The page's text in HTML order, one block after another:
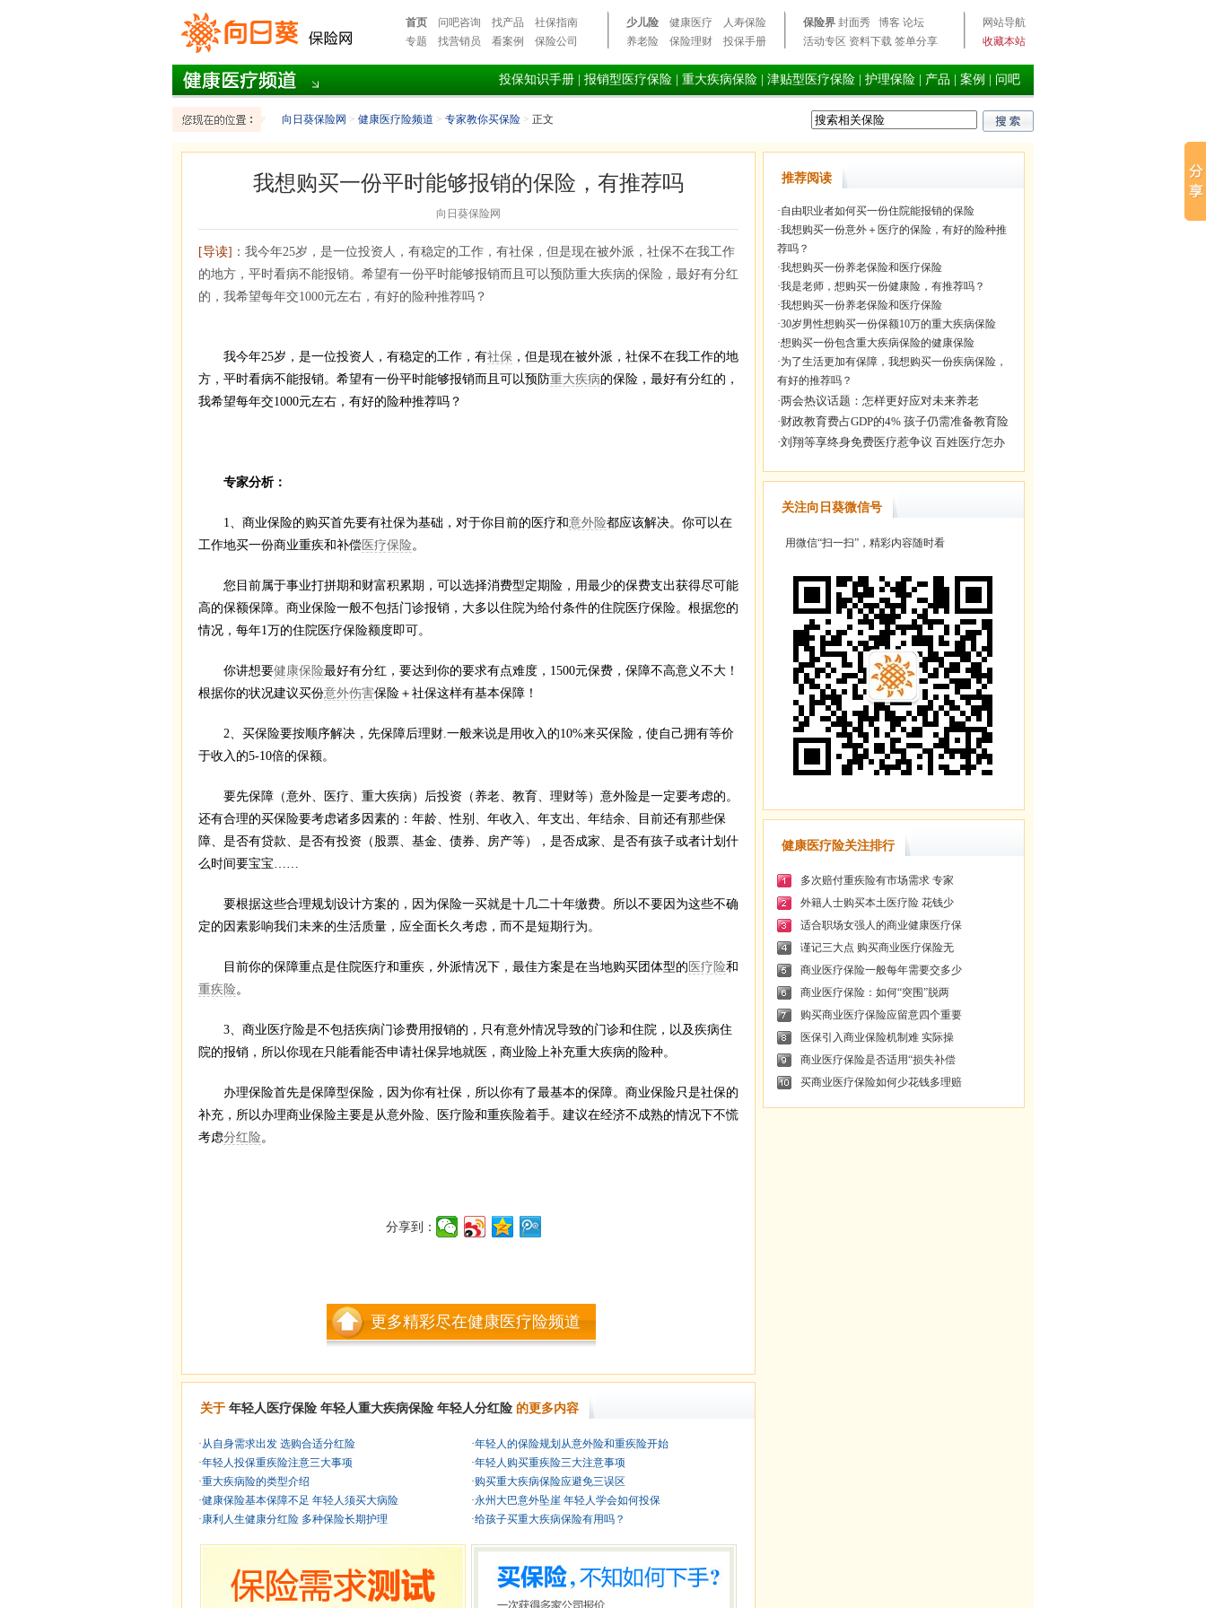
首页 问吧咨询 找产品
社保指南
专题
找营销员 看案例 保险公司
少儿险 健康医疗
人寿保险
养老险
保险理财 投保手册
保险界 封面秀 博客 论坛
活动专区 资料下载 签单分享
网站导航
收藏本站
投保知识手册 报销型医疗保险 重大疾病保险 津贴型医疗保险 护理保险 产品 案例 问吧
向日葵保险网 > 健康医疗险频道 > 专家教你买保险 > 正文
我想购买一份平时能够报销的保险，有推荐吗
向日葵保险网
[导读] ：我今年25岁，是一位投资人，有稳定的工作，有社保，但是现在被外派，社保不在我工作
的地方，平时看病不能报销。希望有一份平时能够报销而且可以预防重大疾病的保险，最好有分红
的，我希望每年交1000元左右，有好的险种推荐吗？
我今年25岁，是一位投资人，有稳定的工作，有社保 ，但是现在被外派，社保不在我工作的地
方，平时看病不能报销。希望有一份平时能够报销而且可以预防重大疾病的保险，最好有分红的，
我希望每年交1000元左右，有好的险种推荐吗？
专家分析：
1、商业保险的购买首先要有社保为基础，对于你目前的医疗和意外险都应该解决。你可以在
工作地买一份商业重疾和补偿 医疗保险。
您目前属于事业打拼期和财富积累期，可以选择消费型定期险，用最少的保费支出获得尽可能
高的保额保障。商业保险一般不包括门诊报销，大多以住院为给付条件的住院医疗保险。根据您的
情况，每年1万的住院医疗保险额度即可。
你讲想要健康保险最好有分红，要达到你的要求有点难度，1500元保费，保障不高意义不大！
根据你的状况建议买份意外伤害保险＋社保这样有基本保障！
2、买保险要按顺序解决，先保障后理财.一般来说是用收入的10%来买保险，使自己拥有等价
于收入的5-10倍的保额。
要先保障（意外、医疗、重大疾病）后投资（养老、教育、理财等）意外险是一定要考虑的。
还有合理的买保险要考虑诸多因素的：年龄、性别、年收入、年支出、年结余、目前还有那些保
障、是否有贷款、是否有投资（股票、基金、债券、房产等），是否成家、是否有孩子或者计划什
么时间要宝宝……
要根据这些合理规划设计方案的，因为保险一买就是十几二十年缴费。所以不要因为这些不确
定的因素影响我们未来的生活质量，应全面长久考虑，而不是短期行为。
目前你的保障重点是住院医疗和重疾，外派情况下，最佳方案是在当地购买团体型的 医疗险和
重疾险。
3、商业医疗险是不包括疾病门诊费用报销的，只有意外情况导致的门诊和住院，以及疾病住
院的报销，所以你现在只能看能否申请社保异地就医，商业险上补充重大疾病的险种。
办理保险首先是保障型保险，因为你有社保，所以你有了最基本的保障。商业保险只是社保的
补充，所以办理商业保险主要是从意外险、医疗险和重疾险着手。建议在经济不成熟的情况下不慌
考虑分红险。
分享到：
更多精彩尽在健康医疗险频道
关于 年轻人医疗保险 年轻人重大疾病保险 年轻人分红险 的更多内容
·从自身需求出发 选购合适分红险
·年轻人投保重疾险注意三大事项
·重大疾病险的类型介绍
·健康保险基本保障不足 年轻人须买大病险
·康利人生健康分红险 多种保险长期护理
·年轻人的保险规划从意外险和重疾险开始
·年轻人购买重疾险三大注意事项
·购买重大疾病保险应避免三误区
·永州大巴意外坠崖 年轻人学会如何投保
·给孩子买重大疾病保险有用吗？
推荐阅读
·自由职业者如何买一份住院能报销的保险
·我想购买一份意外＋医疗的保险，有好的险种推
荐吗？
·我想购买一份养老保险和医疗保险
·我是老师，想购买一份健康险，有推荐吗？
·我想购买一份养老保险和医疗保险
·30岁男性想购买一份保额10万的重大疾病保险
·想购买一份包含重大疾病保险的健康保险
·为了生活更加有保障，我想购买一份疾病保险，
有好的推荐吗？
关注向日葵微信号
用微信“扫一扫”，精彩内容随时看
健康医疗险关注排行
多次赔付重疾险有市场需求 专家
外籍人士购买本土医疗险 花钱少
适合职场女强人的商业健康医疗保
谨记三大点 购买商业医疗保险无
商业医疗保险一般每年需要交多少
商业医疗保险：如何“突围”脱两
购买商业医疗保险应留意四个重要
医保引入商业保险机制难 实际操
商业医疗保险是否适用“损失补偿
买商业医疗保险如何少花钱多理赔